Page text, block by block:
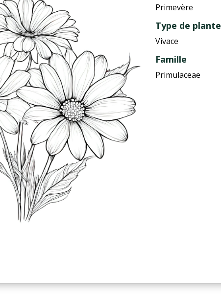
Primevère
Type de plante
Vivace
Famille
Primulaceae